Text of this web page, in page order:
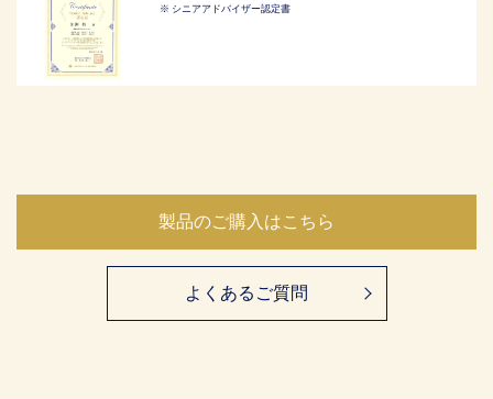
シニアアドバイザー認定書
製品のご購入はこちら
よくあるご質問